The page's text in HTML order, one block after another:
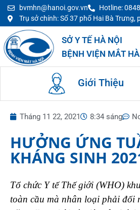
bvmhn@hanoi.gov.vn
Hotline:
Trụ sở chính: Số 37 phố Hai Bà
SỞ Y TẾ HÀ NỘI
BỆNH VIỆN MẮT
Giới Thiệu
Tháng 11 22, 2021 8:34 sáng
HƯỞNG ỨNG
KHÁNG SINH
Tổ chức Y tế Thế giới (WHO)
toàn cầu mà nhân loại phải đối